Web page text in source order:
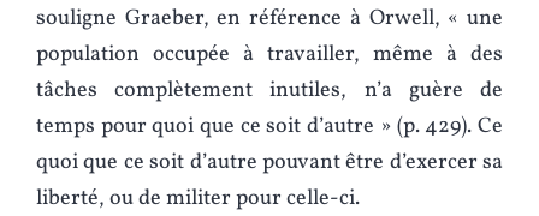
souligne Graeber, en référence à Orwell, « une
population occupée à travailler, même à des
tâches complètement inutiles, n’a guère de
temps pour quoi que ce soit d’autre » (p. 429). Ce
quoi que ce soit d’autre pouvant être d’exercer sa
liberté, ou de militer pour celle-ci.